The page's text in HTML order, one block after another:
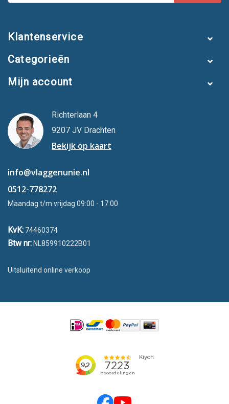
Klantenservice
Categorieën
Mijn account
Richterlaan 4
9207 JV Drachten
Bekijk op kaart
info@vlaggenunie.nl
0512-778272
Maandag t/m vrijdag 09:00 - 17:00
KvK: 74460374
Btw nr: NL859910222B01
Uitsluitend online verkoop